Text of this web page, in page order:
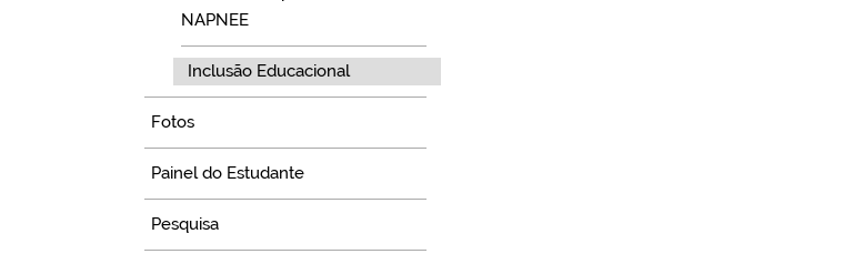
NAPNEE
Inclusão Educacional
Fotos
Painel do Estudante
Pesquisa